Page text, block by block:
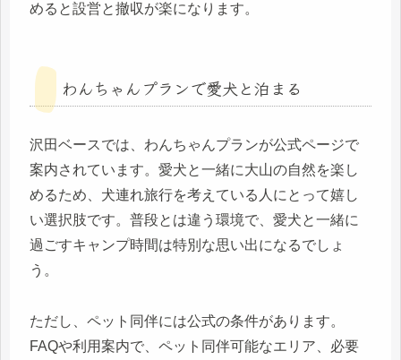
めると設営と撤収が楽になります。
わんちゃんプランで愛犬と泊まる
沢田ベースでは、わんちゃんプランが公式ページで
案内されています。愛犬と一緒に大山の自然を楽し
めるため、犬連れ旅行を考えている人にとって嬉し
い選択肢です。普段とは違う環境で、愛犬と一緒に
過ごすキャンプ時間は特別な思い出になるでしょ
う。
ただし、ペット同伴には公式の条件があります。
FAQや利用案内で、ペット同伴可能なエリア、必要